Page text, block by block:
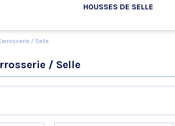
HOUSSES DE SELLE
/ Selle
/ Selle